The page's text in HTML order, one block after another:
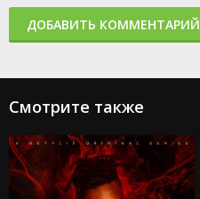
ДОБАВИТЬ КОММЕНТАРИЙ
Смотрите также